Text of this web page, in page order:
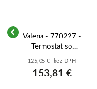
Valena - 770227 -
Termostat so
spínačom pre
Hliník
125,05 € bez DPH
153,81 €